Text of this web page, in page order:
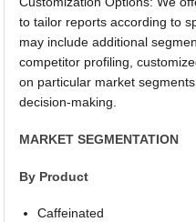
to tailor reports according to
may include additional
competitor profiling,
on particular market
decision-making.
MARKET SEGMENTATION
By Product
Caffeinated